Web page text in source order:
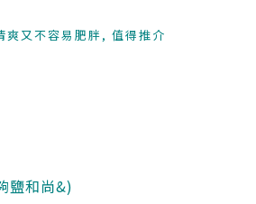
又不容易肥胖, 值得推介
鹽和尚&)